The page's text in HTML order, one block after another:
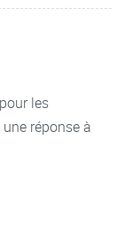
les
réponse à